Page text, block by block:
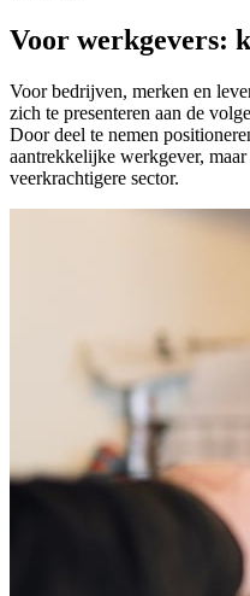
Voor werkgevers:
Voor bedrijven, merken en
zich te presenteren aan de
Door deel te nemen
aantrekkelijke werkgever,
veerkrachtigere sector.